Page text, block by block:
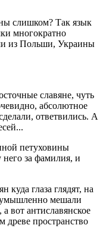
слишком? Так язык
многократно
из Польши, Украины
славяне, чуть
абсолютное
ответвились. А
петуховины
него за фамилия, и
куда глаза глядят, на
умышленно мешали
вот антиславянское
древе пространство